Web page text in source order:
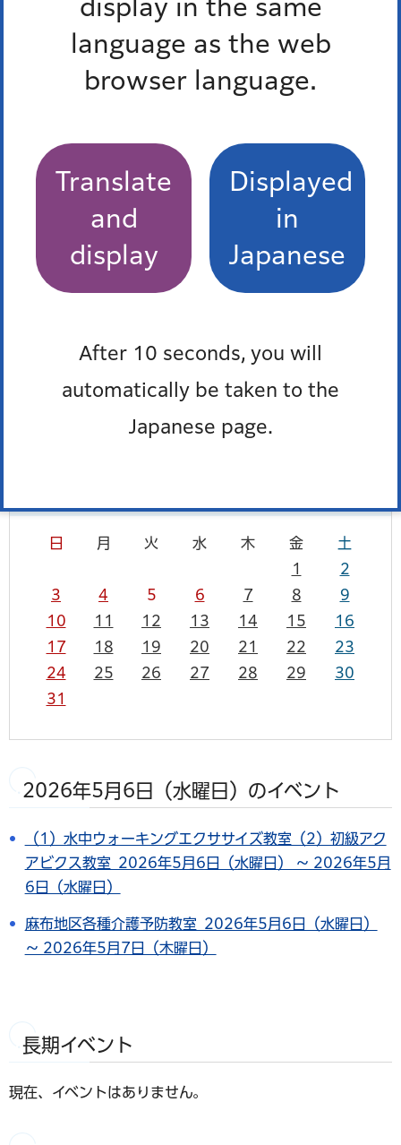
display in the same
language as the web
browser language.
Translate
and
display
Displayed
in
Japanese
After 10 seconds, you will
automatically be taken to the
Japanese page.
終了したイベントを除く
条件をクリア
日 月 火 水 木 金
土
1
2
3
4 5 6 7 8
9
10
11 12 13 14 15
16
17
18 19 20 21 22
23
24
25 26 27 28 29
30
31
2026年5月6日（水曜日）のイベント
（1）水中ウォーキングエクササイズ教室（2）初級アク
アビクス教室 2026年5月6日（水曜日） ～ 2026年5月
6日（水曜日）
麻布地区各種介護予防教室 2026年5月6日（水曜日）
～ 2026年5月7日（木曜日）
長期イベント
現在、イベントはありません。